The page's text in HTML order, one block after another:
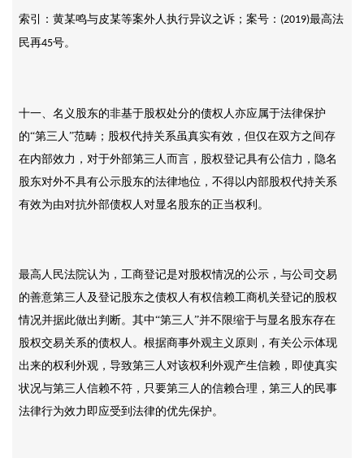
索引：黄某鸣与皮某等案外人执行异议之诉；案号： (2019)最高法
民再45号。
十一、名义股东的非基于股权处分的债权人亦应属于法律保护
的“第三人”范畴；股权代持关系虽真实有效，但仅在双方之间存
在内部效力，对于外部第三人而言，股权登记具有公信力，隐名
股东对外不具有公示股东的法律地位，不得以内部股权代持关系
有效为由对抗外部债权人对显名股东的正当权利。
最高人民法院认为，工商登记是对股权情况的公示，与公司交易
的善意第三人及登记股东之债权人有权信赖工商机关登记的股权
情况并据此做出判断。其中“第三人”并不限缩于与显名股东存在
股权交易关系的债权人。根据商事外观主义原则，有关公示体现
出来的权利外观，导致第三人对该权利外观产生信赖，即使真实
状况与第三人信赖不符，只要第三人的信赖合理，第三人的民事
法律行为效力即应受到法律的优先保护。